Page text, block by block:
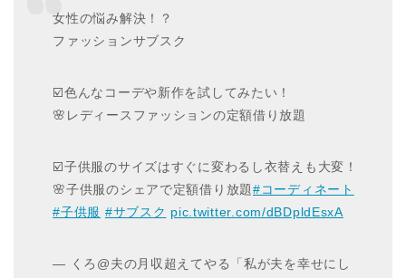
女性の悩み解決！？
ファッションサブスク
☑️色んなコーデや新作を試してみたい！
🌸レディースファッションの定額借り放題
☑️子供服のサイズはすぐに変わるし衣替えも大変！
🌸子供服のシェアで定額借り放題#コーディネート
#子供服 #サブスク pic.twitter.com/dBDpldEsxA
— くろ@夫の月収超えてやる「私が夫を幸せにし